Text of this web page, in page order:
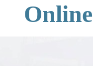
Online